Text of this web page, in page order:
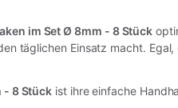
im Set Ø 8mm - 8 Stück
täglichen Einsatz macht.
- 8 Stück ist ihre einfache